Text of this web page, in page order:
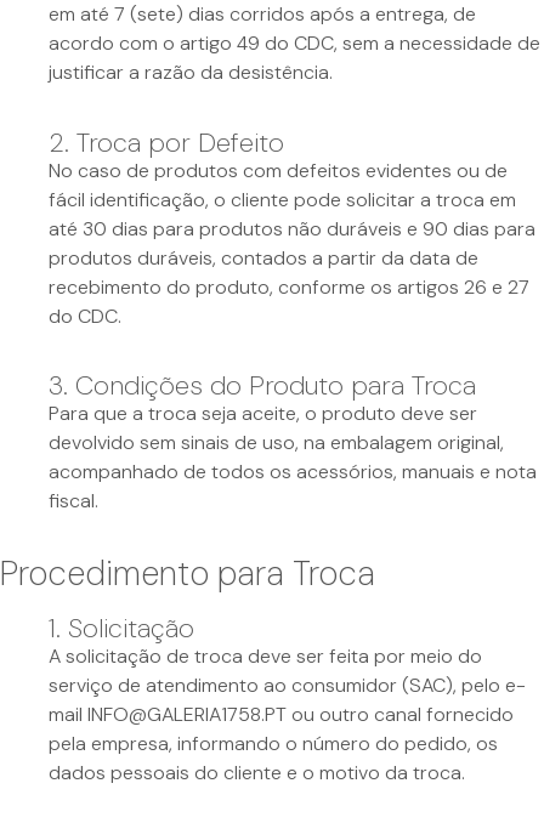
em até 7 (sete) dias corridos após a entrega, de
acordo com o artigo 49 do CDC, sem a necessidade de
justificar a razão da desistência.
2. Troca por Defeito
No caso de produtos com defeitos evidentes ou de
fácil identificação, o cliente pode solicitar a troca em
até 30 dias para produtos não duráveis e 90 dias para
produtos duráveis, contados a partir da data de
recebimento do produto, conforme os artigos 26 e 27
do CDC.
3. Condições do Produto para Troca
Para que a troca seja aceite, o produto deve ser
devolvido sem sinais de uso, na embalagem original,
acompanhado de todos os acessórios, manuais e nota
fiscal.
Procedimento para Troca
1. Solicitação
A solicitação de troca deve ser feita por meio do
serviço de atendimento ao consumidor (SAC), pelo e-
mail INFO@GALERIA1758.PT ou outro canal fornecido
pela empresa, informando o número do pedido, os
dados pessoais do cliente e o motivo da troca.